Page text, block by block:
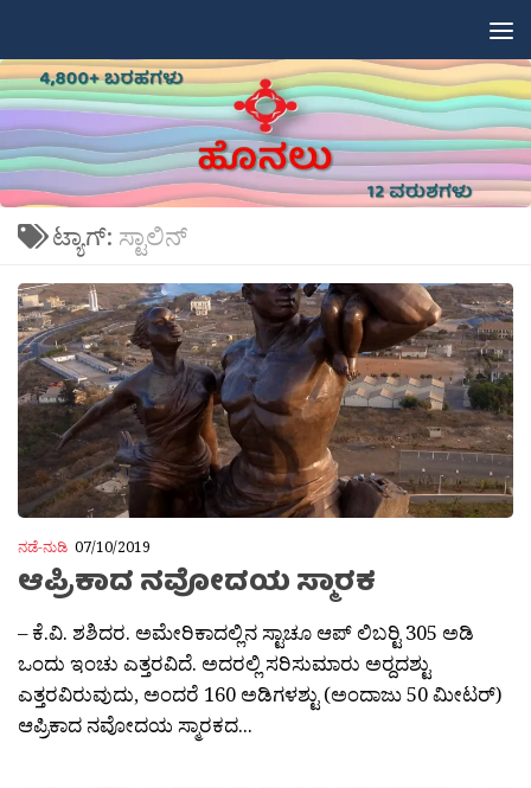
ಟ್ಯಾಗ್: ಸ್ಟಾಲಿನ್
ನಡೆ-ನುಡಿ 07/10/2019
ಆಪ್ರಿಕಾದ ನವೋದಯ ಸ್ಮಾರಕ
– ಕೆ.ವಿ. ಶಶಿದರ. ಅಮೇರಿಕಾದಲ್ಲಿನ ಸ್ಟಾಚೂ ಆಪ್ ಲಿಬರ‍್ಟಿ 305 ಅಡಿ
ಒಂದು ಇಂಚು ಎತ್ತರವಿದೆ. ಅದರಲ್ಲಿ ಸರಿಸುಮಾರು ಅರ‍್ದದಶ್ಟು
ಎತ್ತರವಿರುವುದು, ಅಂದರೆ 160 ಅಡಿಗಳಶ್ಟು (ಅಂದಾಜು 50 ಮೀಟರ‍್)
ಆಪ್ರಿಕಾದ ನವೋದಯ ಸ್ಮಾರಕದ...